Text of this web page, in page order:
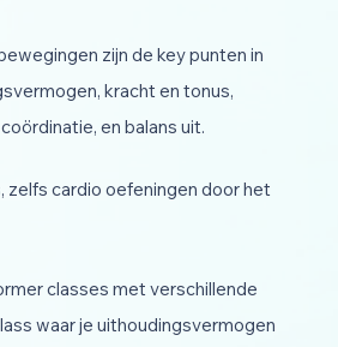
zijn de key punten in
kracht en tonus,
en balans uit.
zelfs cardio oefeningen door het
classes met verschillende
waar je uithoudingsvermogen